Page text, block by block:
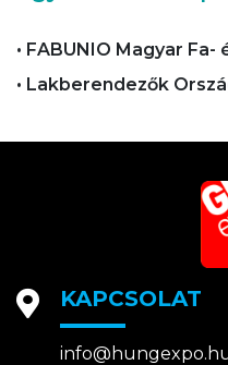
• FABUNIO Magyar
• Lakberendezők
KAPCSOLAT